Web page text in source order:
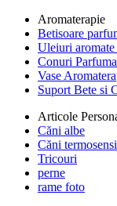
Aromaterapie
Betisoare
Uleiuri
Conuri
Vase
Suport Bete si
Articole
Căni albe
Căni
Tricouri
perne
rame foto